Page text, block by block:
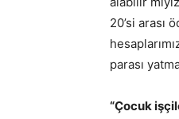
20’si arası
parası
“Çocuk